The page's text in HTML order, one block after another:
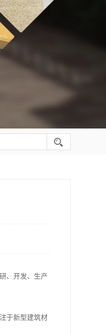
、开发、生产
于新型建筑材